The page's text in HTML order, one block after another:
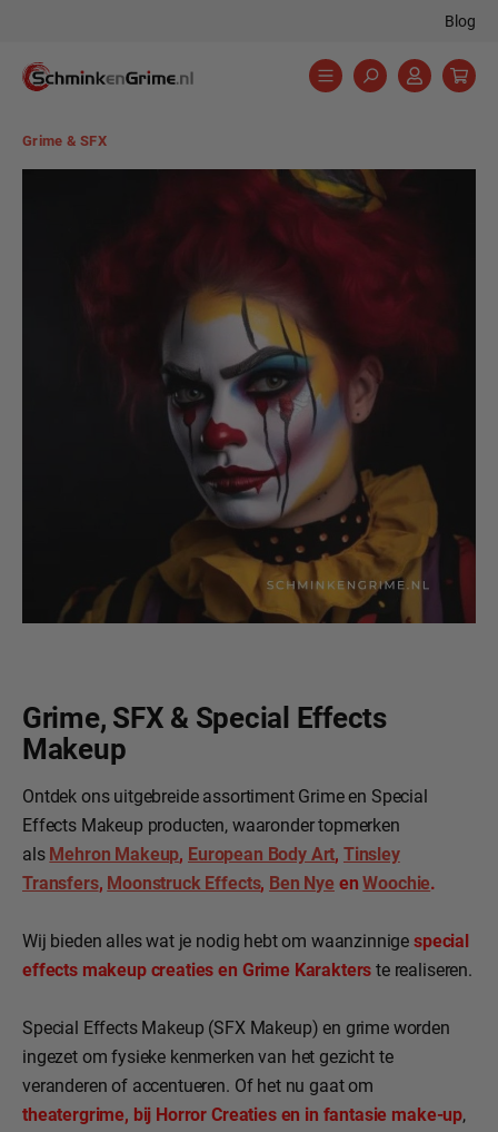
Blog
Grime & SFX
Grime, SFX & Special Effects
Makeup
Ontdek ons uitgebreide assortiment Grime en Special
Effects Makeup producten, waaronder topmerken
alsMehron Makeup, European Body Art, Tinsley
Transfers, Moonstruck Effects, Ben Nye enWoochie.
Wij bieden alles wat je nodig hebt om waanzinnigespecial
effects makeup creaties en Grime Karakterste realiseren.
Special Effects Makeup (SFX Makeup) en grime worden
ingezet om fysieke kenmerken van het gezicht te
veranderen of accentueren. Of het nu gaat om
theatergrime, bij Horror Creaties en in fantasie make-up,